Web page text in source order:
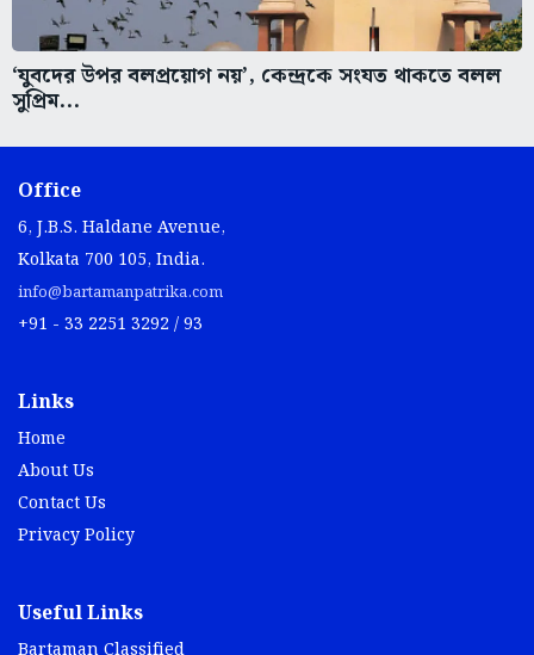
‘যুবদের উপর বলপ্রয়োগ নয়’, কেন্দ্রকে সংযত থাকতে বলল
সুপ্রিম...
Office
6, J.B.S. Haldane Avenue,
Kolkata 700 105, India.
info@bartamanpatrika.com
+91 - 33 2251 3292 / 93
Links
Home
About Us
Contact Us
Privacy Policy
Useful Links